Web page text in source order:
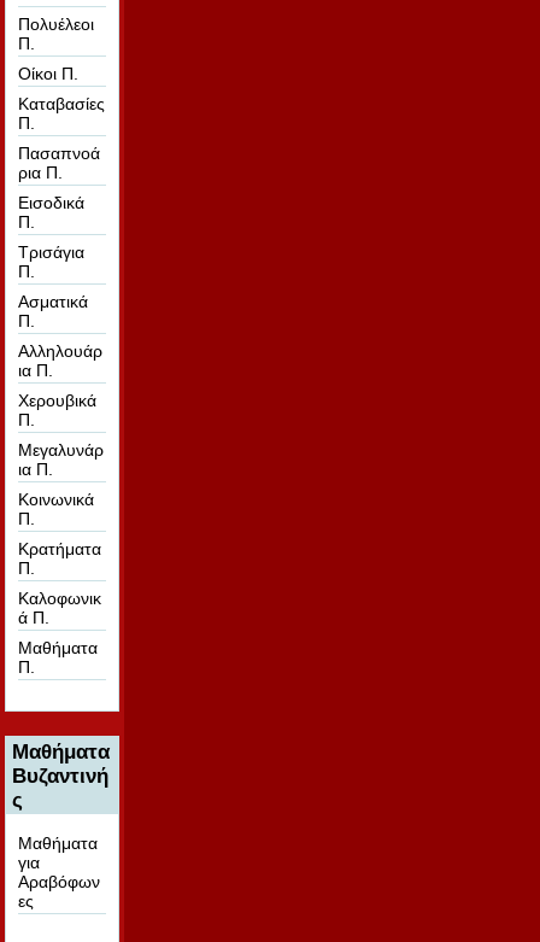
Πολυέλεοι
Π.
Οίκοι Π.
Καταβασίες
Π.
Πασαπνοά
ρια Π.
Εισοδικά
Π.
Τρισάγια
Π.
Ασματικά
Π.
Αλληλουάρ
ια Π.
Χερουβικά
Π.
Μεγαλυνάρ
ια Π.
Κοινωνικά
Π.
Κρατήματα
Π.
Καλοφωνικ
ά Π.
Μαθήματα
Π.
Μαθήματα
Βυζαντινή
ς
Μαθήματα
για
Αραβόφων
ες